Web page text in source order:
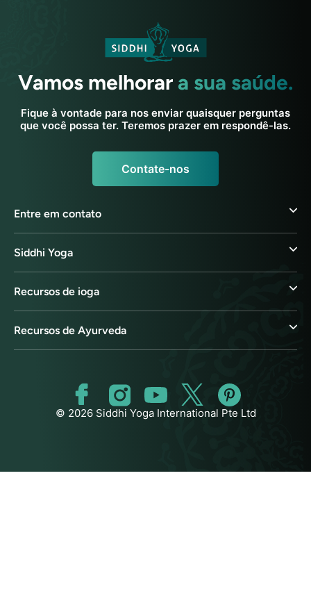
Vamos melhorar a sua saúde.
Fique à vontade para nos enviar quaisquer perguntas
que você possa ter. Teremos prazer em respondê-las.
Contate-nos
Entre em contato
Siddhi Yoga
Recursos de ioga
Recursos de Ayurveda
© 2026 Siddhi Yoga International Pte Ltd